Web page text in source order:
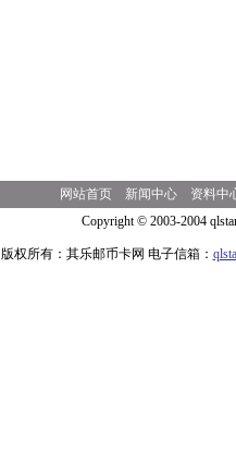
网站首页 新闻中心
资料中
Copyright © 2003-2004
版权所有：其乐邮币卡网 电子信箱：